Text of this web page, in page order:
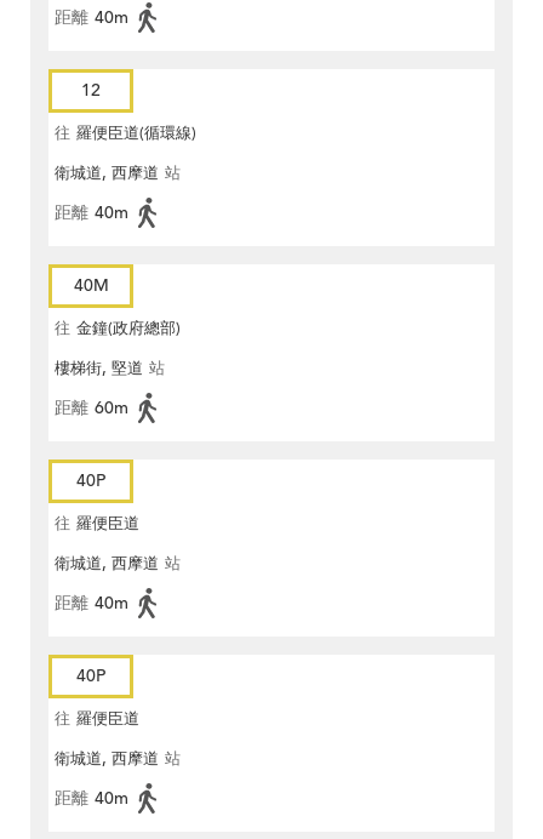
距離 40m
12
往 羅便臣道(循環線)
衛城道, 西摩道 站
距離 40m
40M
往 金鐘(政府總部)
樓梯街, 堅道 站
距離 60m
40P
往 羅便臣道
衛城道, 西摩道 站
距離 40m
40P
往 羅便臣道
衛城道, 西摩道 站
距離 40m